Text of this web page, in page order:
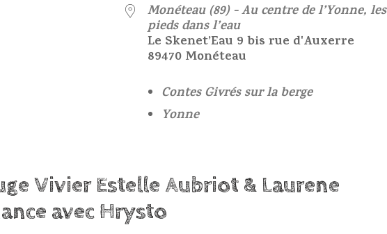
Monéteau (89) - Au centre de l’Yonne, les
pieds dans l’eau
Le Skenet’Eau 9 bis rue d'Auxerre
89470 Monéteau
Contes Givrés sur la berge
Yonne
Vivier Estelle Aubriot & Laurene
avec Hrysto